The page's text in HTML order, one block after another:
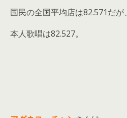
国民の全国平均店は82.571だが、
本人歌唱は82.527。